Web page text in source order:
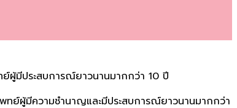
ผู้มีประสบการณ์ยาวนานมากกว่า 10 ปี